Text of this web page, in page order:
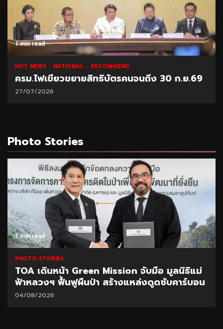
1 min read
HOT NEWS NATIONAL RECOMMEND
ครม.ไฟเขียวขยายสิทธิบัตรคนจนถึง 30 ก.ย.69
27/07/2026
Photo Stories
1 min read
PHOTO STORIES
TOA เดินหน้า Green Mission จับมือ มูลนิธิแม่
ฟ้าหลวงฯ ฟื้นฟูผืนป่า สร้างแหล่งดูดซับคาร์บอน
04/08/2026